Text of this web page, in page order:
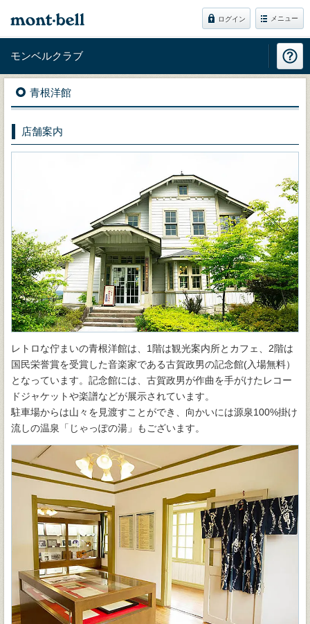
ログイン メニュー
モンベルクラブ
青根洋館
店舗案内
レトロな佇まいの青根洋館は、1階は観光案内所とカフェ、2階は
国民栄誉賞を受賞した音楽家である古賀政男の記念館(入場無料）
となっています。記念館には、古賀政男が作曲を手がけたレコー
ドジャケットや楽譜などが展示されています。
駐車場からは山々を見渡すことができ、向かいには源泉100%掛け
流しの温泉「じゃっぽの湯」もございます。